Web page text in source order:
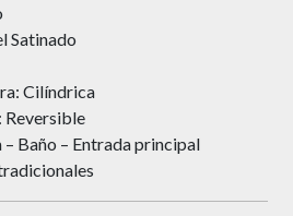
Satinado
Cilíndrica
Baño – Entrada principal